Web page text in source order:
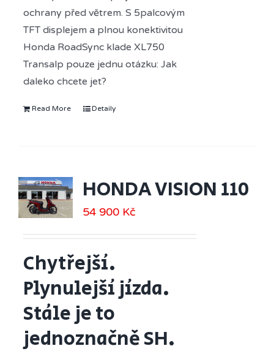
ochrany před větrem. S 5palcovým
TFT displejem a plnou konektivitou
Honda RoadSync klade XL750
Transalp pouze jednu otázku: Jak
daleko chcete jet?
Read More Detaily
HONDA VISION 110
54 900 Kč
Chytřejší.
Plynulejší jízda.
Stále je to
jednoznačně SH.